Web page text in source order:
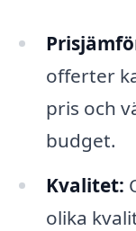
offerter
pris och
budget.
Kvalitet:
olika